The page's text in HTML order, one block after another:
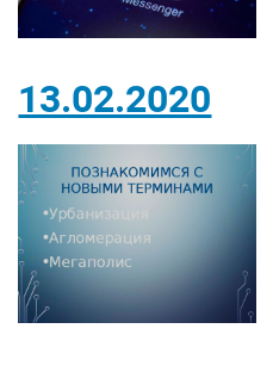
13.02.2020